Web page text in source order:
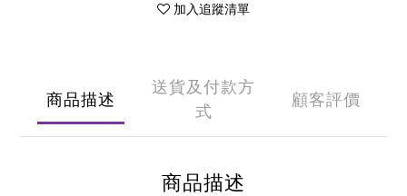
加入追蹤清單
商品描述
送貨及付款方
式
顧客評價
商品描述